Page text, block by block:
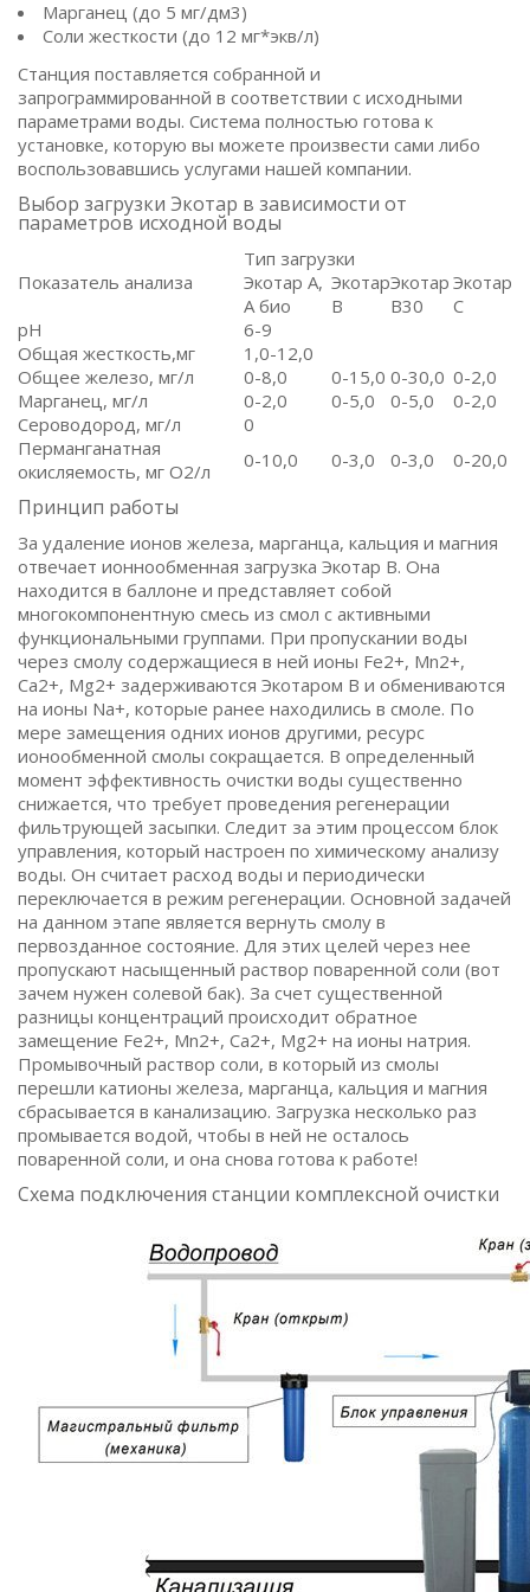
Марганец (до 5 мг/дм3)
Соли жесткости (до 12 мг*экв/л)
Станция поставляется собранной и
запрограммированной в соответствии с исходными
параметрами воды. Система полностью готова к
установке, которую вы можете произвести сами либо
воспользовавшись услугами нашей компании.
Выбор загрузки Экотар в зависимости от
параметров исходной воды
Показатель анализа
Тип загрузки
Экотар А,
А био
Экотар
B
Экотар
B30
Экотар
C
pH
6-9
Общая жесткость,мг
1,0-12,0
Общее железо, мг/л
0-8,0 0-15,0 0-30,0 0-2,0
Марганец, мг/л
0-2,0 0-5,0 0-5,0
0-2,0
Сероводород, мг/л
0
Перманганатная
окисляемость, мг О2/л
0-10,0 0-3,0 0-3,0 0-20,0
Принцип работы
За удаление ионов железа, марганца, кальция и магния
отвечает ионнообменная загрузка Экотар В. Она
находится в баллоне и представляет собой
многокомпонентную смесь из смол с активными
функциональными группами. При пропускании воды
через смолу содержащиеся в ней ионы Fe2+, Mn2+,
Ca2+, Mg2+ задерживаются Экотаром B и обмениваются
на ионы Na+, которые ранее находились в смоле. По
мере замещения одних ионов другими, ресурс
ионообменной смолы сокращается. В определенный
момент эффективность очистки воды существенно
снижается, что требует проведения регенерации
фильтрующей засыпки. Следит за этим процессом блок
управления, который настроен по химическому анализу
воды. Он считает расход воды и периодически
переключается в режим регенерации. Основной задачей
на данном этапе является вернуть смолу в
первозданное состояние. Для этих целей через нее
пропускают насыщенный раствор поваренной соли (вот
зачем нужен солевой бак). За счет существенной
разницы концентраций происходит обратное
замещение Fe2+, Mn2+, Ca2+, Mg2+ на ионы натрия.
Промывочный раствор соли, в который из смолы
перешли катионы железа, марганца, кальция и магния
сбрасывается в канализацию. Загрузка несколько раз
промывается водой, чтобы в ней не осталось
поваренной соли, и она снова готова к работе!
Схема подключения станции комплексной очистки